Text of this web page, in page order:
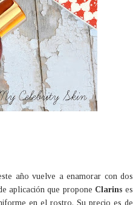
año vuelve a enamorar con dos
aplicación que propone Clarins es
en el rostro. Su precio es de